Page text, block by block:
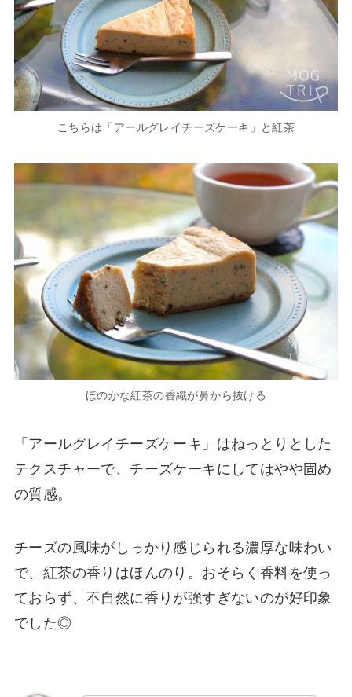
こちらは「アールグレイチーズケーキ」と紅茶
ほのかな紅茶の香織が鼻から抜ける
「アールグレイチーズケーキ」はねっとりとした
テクスチャーで、チーズケーキにしてはやや固め
の質感。
チーズの風味がしっかり感じられる濃厚な味わい
で、紅茶の香りはほんのり。おそらく香料を使っ
ておらず、不自然に香りが強すぎないのが好印象
でした◎